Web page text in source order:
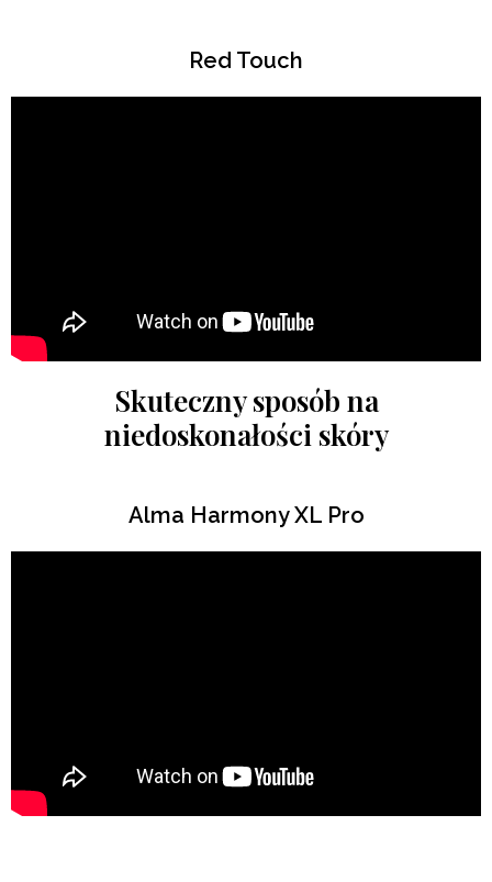
Red Touch
Skuteczny sposób na
niedoskonałości skóry
Alma Harmony XL Pro